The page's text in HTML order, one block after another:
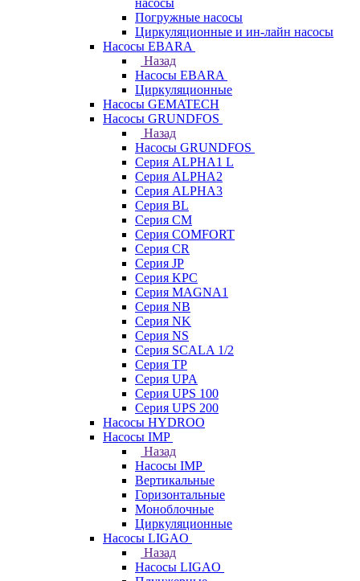
насосы
Погружные насосы
Циркуляционные и ин-лайн насосы
Насосы EBARA
Назад
Насосы EBARA
Циркуляционные
Насосы GEMATECH
Насосы GRUNDFOS
Назад
Насосы GRUNDFOS
Серия ALPHA1 L
Серия ALPHA2
Серия ALPHA3
Серия BL
Серия CM
Серия COMFORT
Серия CR
Серия JP
Серия KPC
Серия MAGNA1
Серия NB
Серия NK
Серия NS
Серия SCALA 1/2
Серия TP
Серия UPA
Серия UPS 100
Серия UPS 200
Насосы HYDROO
Насосы IMP
Назад
Насосы IMP
Вертикальные
Горизонтальные
Моноблочные
Циркуляционные
Насосы LIGAO
Назад
Насосы LIGAO